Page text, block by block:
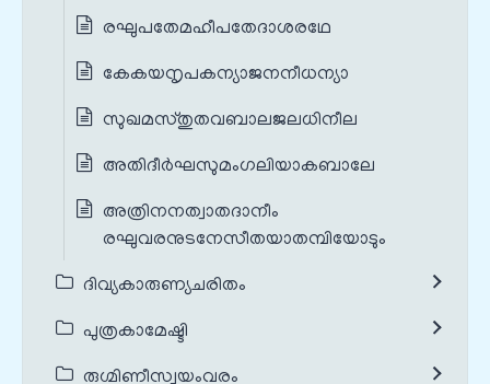
രഘുപതേമഹീപതേദാശരഥേ
കേകയനൃപകന്യാജനനീധന്യാ
സുഖമസ്തുതവബാലജലധിനീല
അതിദീര്‍ഘസുമംഗലിയാകബാലേ
അത്രിനനത്വാതദാനീം
രഘുവരനുടനേസീതയാതമ്പിയോടും
ദിവ്യകാരുണ്യചരിതം
പുത്രകാമേഷ്ടി
രുഗ്മിണീസ്വയംവരം